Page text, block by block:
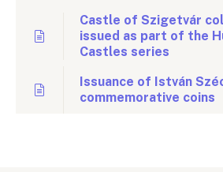
Castle of Szigetvár
issued as part of the
Castles series
Issuance of István
commemorative coins